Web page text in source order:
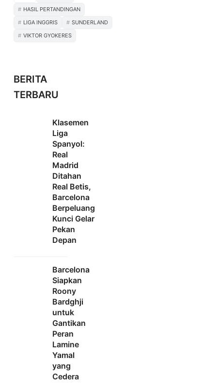
HASIL PERTANDINGAN
LIGA INGGRIS
SUNDERLAND
VIKTOR GYOKERES
BERITA
TERBARU
Klasemen
Liga
Spanyol:
Real
Madrid
Ditahan
Real Betis,
Barcelona
Berpeluang
Kunci Gelar
Pekan
Depan
Barcelona
Siapkan
Roony
Bardghji
untuk
Gantikan
Peran
Lamine
Yamal
yang
Cedera